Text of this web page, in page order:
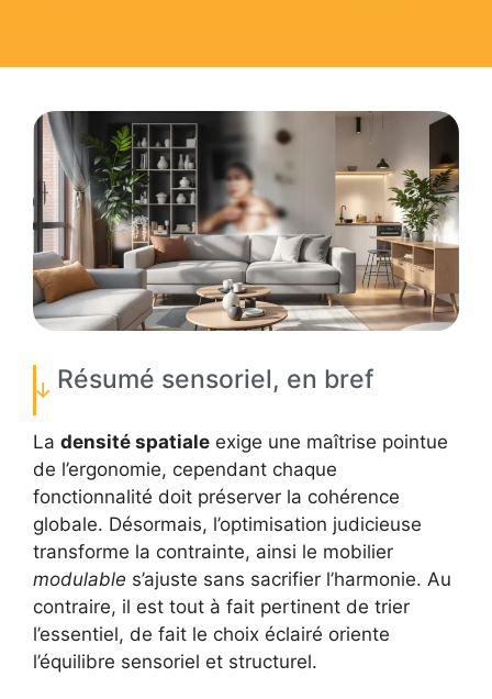
Résumé sensoriel, en bref
La densité spatiale exige une maîtrise pointue
de l’ergonomie, cependant chaque
fonctionnalité doit préserver la cohérence
globale. Désormais, l’optimisation judicieuse
transforme la contrainte, ainsi le mobilier
modulable s’ajuste sans sacrifier l’harmonie. Au
contraire, il est tout à fait pertinent de trier
l’essentiel, de fait le choix éclairé oriente
l’équilibre sensoriel et structurel.